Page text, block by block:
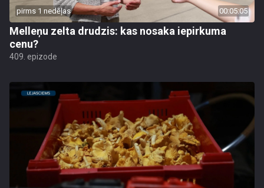
pirms 1 nedēļas 00:05:05
Melleņu zelta drudzis: kas nosaka iepirkuma
cenu?
409. epizode